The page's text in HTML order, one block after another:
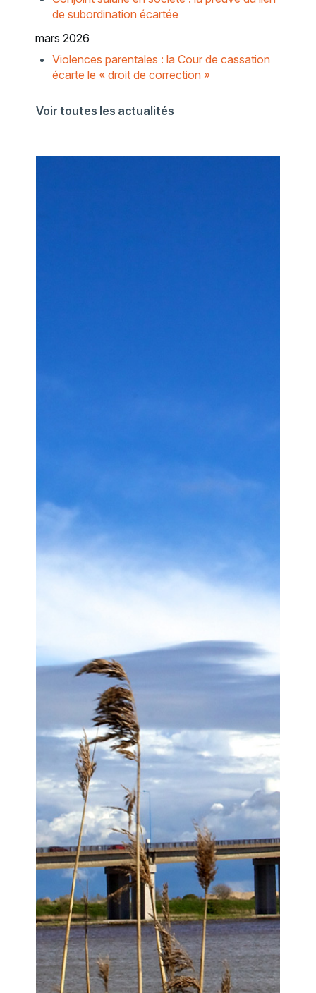
de subordination écartée
mars 2026
Violences parentales : la Cour de cassation
écarte le « droit de correction »
Voir toutes les actualités